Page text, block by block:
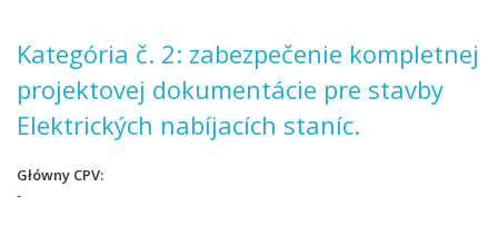
Kategória č. 2: zabezpečenie kompletnej
projektovej dokumentácie pre stavby
Elektrických nabíjacích staníc.
Główny CPV
-